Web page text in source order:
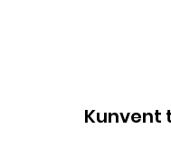
Kunvent